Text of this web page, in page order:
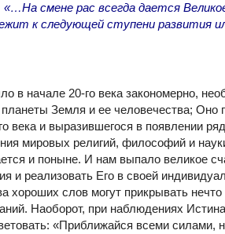
«…На смене рас всегда дается
к следующей ступени развития
в начале 20-го века закономерно,
Земля и ее человечества; Оно
века и выразившегося в появлении
мировых религий, философий и
и поныне. И нам выпало великое
и реализовать Его в своей
хороших слов могут прикрывать
Наоборот, при наблюдениях
«Приближайся всеми силами,